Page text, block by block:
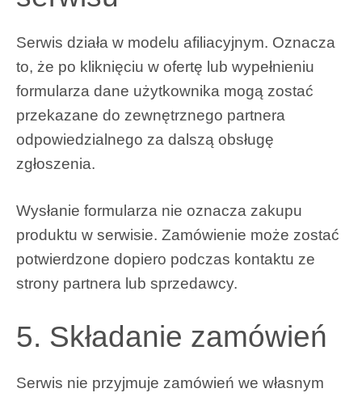
Serwis działa w modelu afiliacyjnym. Oznacza
to, że po kliknięciu w ofertę lub wypełnieniu
formularza dane użytkownika mogą zostać
przekazane do zewnętrznego partnera
odpowiedzialnego za dalszą obsługę
zgłoszenia.
Wysłanie formularza nie oznacza zakupu
produktu w serwisie. Zamówienie może zostać
potwierdzone dopiero podczas kontaktu ze
strony partnera lub sprzedawcy.
5. Składanie zamówień
Serwis nie przyjmuje zamówień we własnym